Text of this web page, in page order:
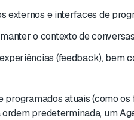
externos e interfaces de
o contexto de
(feedback), bem
atuais (como
predeterminada, um